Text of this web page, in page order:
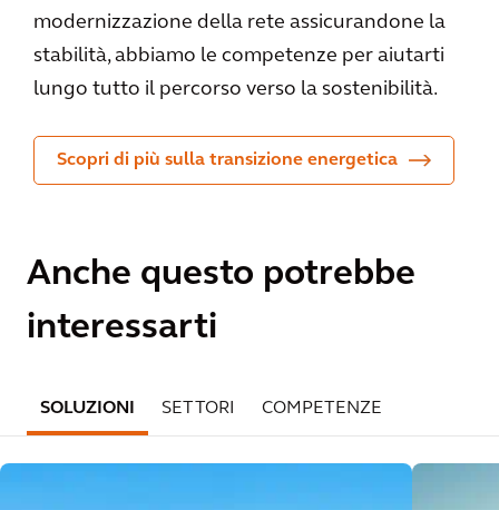
modernizzazione della rete assicurandone la
stabilità, abbiamo le competenze per aiutarti
lungo tutto il percorso verso la sostenibilità.
Scopri di più sulla transizione energetica
Anche questo potrebbe
interessarti
SOLUZIONI SETTORI COMPETENZE